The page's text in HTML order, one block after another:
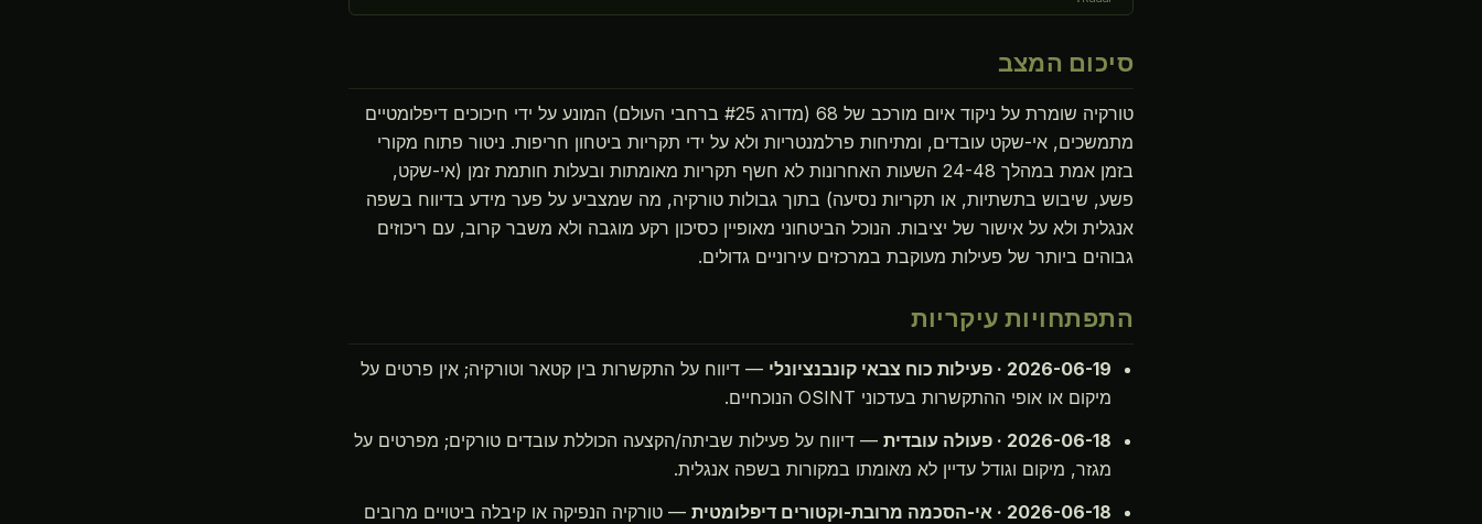
סיכום המצב
טורקיה שומרת על ניקוד איום מורכב של 68 (מדורג #25 ברחבי העולם) המונע על ידי חיכוכים דיפלומטיים
מתמשכים, אי-שקט עובדים, ומתיחות פרלמנטריות ולא על ידי תקריות ביטחון חריפות. ניטור פתוח מקורי
בזמן אמת במהלך 24-48 השעות האחרונות לא חשף תקריות מאומתות ובעלות חותמת זמן (אי-שקט,
פשע, שיבוש בתשתיות, או תקריות נסיעה) בתוך גבולות טורקיה, מה שמצביע על פער מידע בדיווח בשפה
אנגלית ולא על אישור של יציבות. הנוכל הביטחוני מאופיין כסיכון רקע מוגבה ולא משבר קרוב, עם ריכוזים
גבוהים ביותר של פעילות מעוקבת במרכזים עירוניים גדולים.
התפתחויות עיקריות
2026-06-19 · פעילות כוח צבאי קונבנציונלי
— דיווח על התקשרות בין קטאר וטורקיה; אין פרטים על
מיקום או אופי ההתקשרות בעדכוני OSINT הנוכחיים.
2026-06-18 · פעולה עובדית
— דיווח על פעילות שביתה/הקצעה הכוללת עובדים טורקים; מפרטים על
מגזר, מיקום וגודל עדיין לא מאומתו במקורות בשפה אנגלית.
2026-06-18 · אי-הסכמה מרובת-וקטורים דיפלומטית
— טורקיה הנפיקה או קיבלה ביטויים מרובים